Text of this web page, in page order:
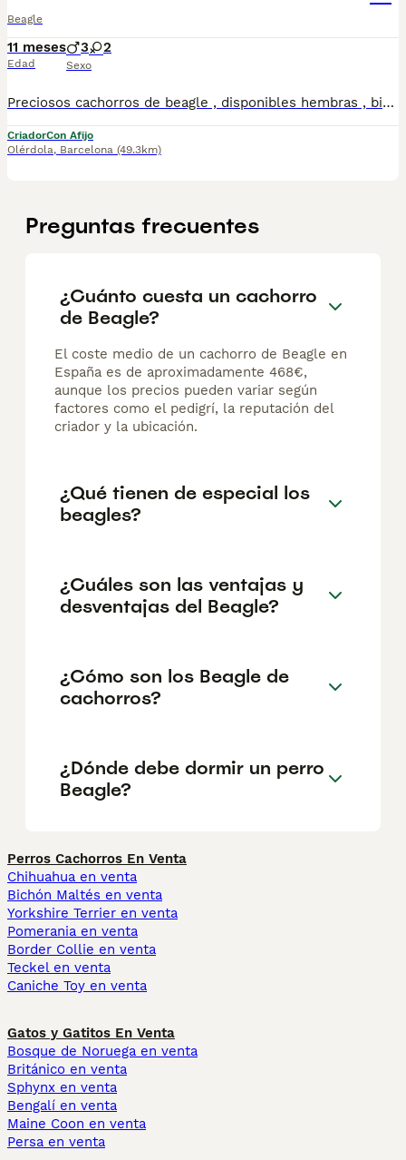
Beagle
11 meses
Edad
3 2
Sexo
Preciosos cachorros de beagle , disponibles hembras , bicolores . Todos nuestros cachorros se entregan con las vacunas correspondientes a su edad y microchip, con las respectivas garantías. Visitanos sin ningun tipo de compromsio , gran exposicion de cachorros, padres a la vista.
CriadorCon Afijo
Olérdola, Barcelona (49.3km)
Preguntas frecuentes
¿Cuánto cuesta un cachorro
de Beagle?
El coste medio de un cachorro de Beagle en
España es de aproximadamente 468€,
aunque los precios pueden variar según
factores como el pedigrí, la reputación del
criador y la ubicación.
¿Qué tienen de especial los
beagles?
¿Cuáles son las ventajas y
desventajas del Beagle?
¿Cómo son los Beagle de
cachorros?
¿Dónde debe dormir un perro
Beagle?
Perros Cachorros En Venta
Chihuahua en venta
Bichón Maltés en venta
Yorkshire Terrier en venta
Pomerania en venta
Border Collie en venta
Teckel en venta
Caniche Toy en venta
Gatos y Gatitos En Venta
Bosque de Noruega en venta
Británico en venta
Sphynx en venta
Bengalí en venta
Maine Coon en venta
Persa en venta